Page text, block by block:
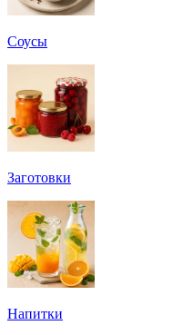
Соусы
Заготовки
Напитки